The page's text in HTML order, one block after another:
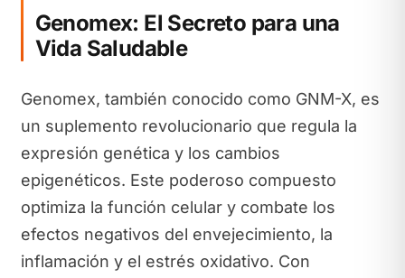
Genomex: El Secreto para una
Vida Saludable
Genomex, también conocido como GNM-X, es
un suplemento revolucionario que regula la
expresión genética y los cambios
epigenéticos. Este poderoso compuesto
optimiza la función celular y combate los
efectos negativos del envejecimiento, la
inflamación y el estrés oxidativo. Con